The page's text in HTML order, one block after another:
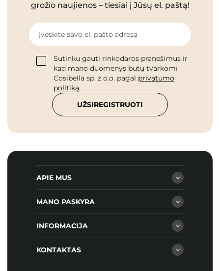
grožio naujienos – tiesiai į Jūsų el. paštą!
Įveskite savo el. pašto adresą
Sutinku gauti rinkodaros pranešimus ir
kad mano duomenys būtų tvarkomi
Cosibella sp. z o.o. pagal privatumo
politiką.
UŽSIREGISTRUOTI
APIE MUS
MANO PASKYRA
INFORMACIJA
KONTAKTAS